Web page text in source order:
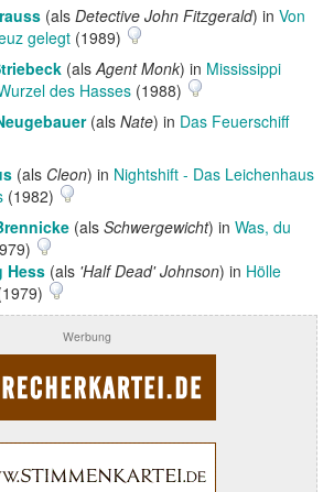
(als Detective John Fitzgerald) in Von
gelegt (1989)
(alsAgent Monk) in Mississippi
des Hasses (1988)
(als Nate) in Das Feuerschiff
(als Cleon) in Nightshift - Das Leichenhaus
(1982)
(als Schwergewicht) in Was, du
Hess (als 'Half Dead' Johnson) in Hölle
Werbung